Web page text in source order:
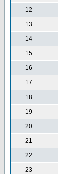
12
13
14
15
16
17
18
19
20
21
22
23